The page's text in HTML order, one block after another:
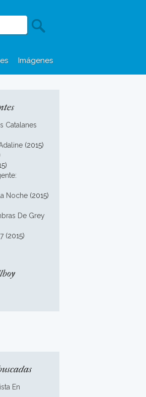
Imágenes
Catalanes
(2015)
Noche (2015)
De Grey
(2015)
En